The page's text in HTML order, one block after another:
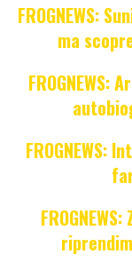
FROGNEWS:
ma
FROGNEWS:
FROGNEWS: